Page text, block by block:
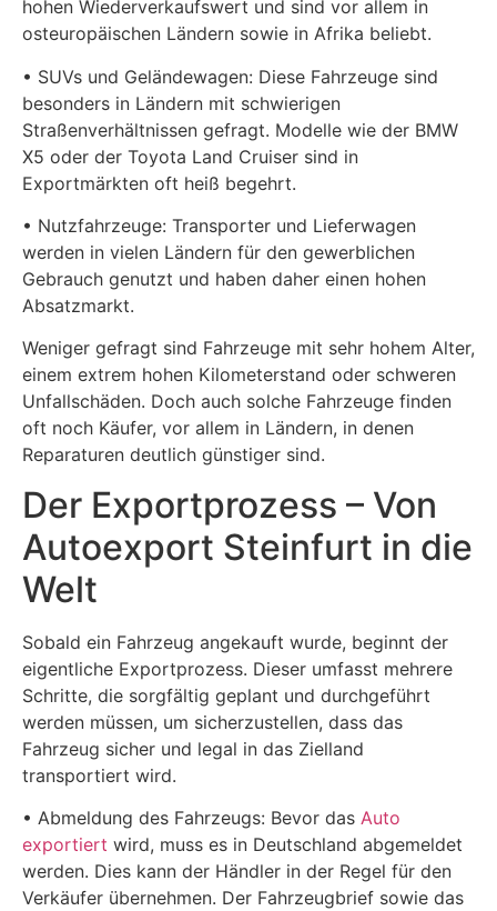
hohen Wiederverkaufswert und sind vor allem in
osteuropäischen Ländern sowie in Afrika beliebt.
• SUVs und Geländewagen: Diese Fahrzeuge sind
besonders in Ländern mit schwierigen
Straßenverhältnissen gefragt. Modelle wie der BMW
X5 oder der Toyota Land Cruiser sind in
Exportmärkten oft heiß begehrt.
• Nutzfahrzeuge: Transporter und Lieferwagen
werden in vielen Ländern für den gewerblichen
Gebrauch genutzt und haben daher einen hohen
Absatzmarkt.
Weniger gefragt sind Fahrzeuge mit sehr hohem Alter,
einem extrem hohen Kilometerstand oder schweren
Unfallschäden. Doch auch solche Fahrzeuge finden
oft noch Käufer, vor allem in Ländern, in denen
Reparaturen deutlich günstiger sind.
Der Exportprozess – Von
Autoexport Steinfurt in die
Welt
Sobald ein Fahrzeug angekauft wurde, beginnt der
eigentliche Exportprozess. Dieser umfasst mehrere
Schritte, die sorgfältig geplant und durchgeführt
werden müssen, um sicherzustellen, dass das
Fahrzeug sicher und legal in das Zielland
transportiert wird.
• Abmeldung des Fahrzeugs: Bevor das Auto
exportiert wird, muss es in Deutschland abgemeldet
werden. Dies kann der Händler in der Regel für den
Verkäufer übernehmen. Der Fahrzeugbrief sowie das